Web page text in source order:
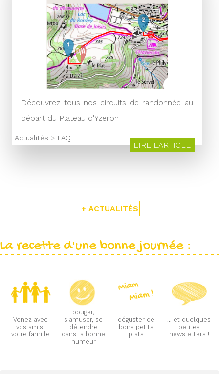
Découvrez tous nos circuits de randonnée au
départ du Plateau d'Yzeron
Actualités > FAQ
LIRE L'ARTICLE
+ ACTUALITÉS
La recette d'une bonne journée :
Venez avec
vos amis,
votre famille
bouger,
s'amuser, se
détendre
dans la bonne
humeur
déguster de
bons petits
plats
... et quelques
petites
newsletters !